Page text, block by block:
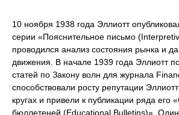
10 ноября 1938 года Эллиотт
серии «Пояснительное письмо
проводился анализ состояния рынка и
движения. В начале 1939 года Эллиотт
статей по Закону волн для журнала
способствовали росту репутации
кругах и привели к публикации ряда его
бюллетеней (Educational Bulletins)». Один